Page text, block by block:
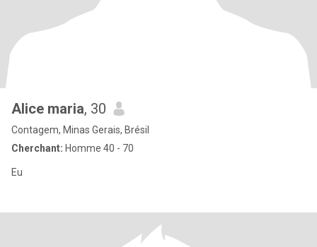
Alice maria, 30
Contagem, Minas Gerais, Brésil
Cherchant: Homme 40 - 70
Eu